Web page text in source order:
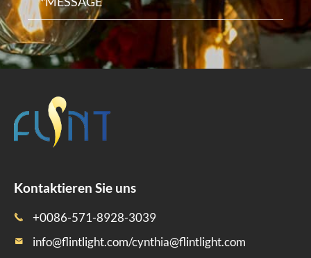
Kontaktieren Sie uns
 +0086-571-8928-3039
 info@flintlight.com/cynthia@flintlight.com